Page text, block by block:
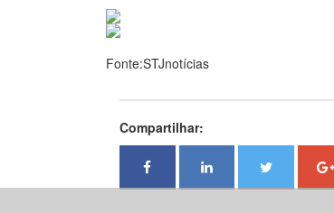
Fonte:STJnotícias
Compartilhar: